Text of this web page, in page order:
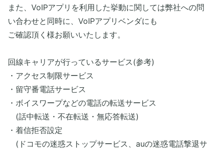
また、VoIPアプリを利用した挙動に関しては弊社への問
い合わせと同時に、VoIPアプリベンダにも
ご確認頂く様お願いいたします。
回線キャリアが行っているサービス(参考)
・アクセス制限サービス
・留守番電話サービス
・ボイスワープなどの電話の転送サービス
(話中転送・不在転送・無応答転送)
・着信拒否設定
(ドコモの迷惑ストップサービス、auの迷惑電話撃退サ